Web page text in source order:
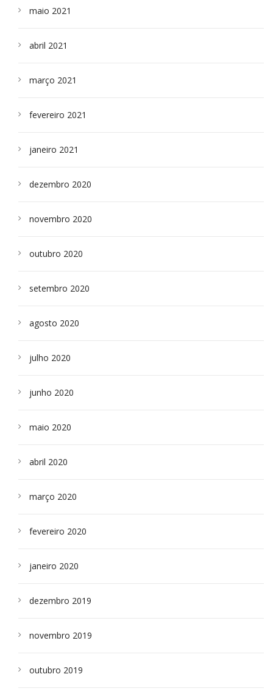
maio 2021
abril 2021
março 2021
fevereiro 2021
janeiro 2021
dezembro 2020
novembro 2020
outubro 2020
setembro 2020
agosto 2020
julho 2020
junho 2020
maio 2020
abril 2020
março 2020
fevereiro 2020
janeiro 2020
dezembro 2019
novembro 2019
outubro 2019